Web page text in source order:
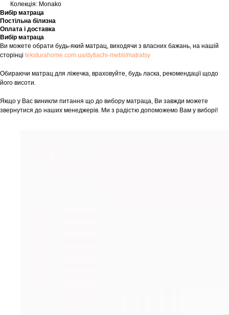
Колекція: Monako
Вибір матраца
Постільна білизна
Оплата і доставка
Вибір матраца
Ви можете обрати будь-який матрац, виходячи з власних бажань, на нашій
сторінці teksturahome.com.ua/dytiachi-mebli/matratsy
Обираючи матрац для ліжечка, враховуйте, будь ласка, рекомендації щодо
його висоти.
Якщо у Вас виникли питання що до вибору матраца, Ви завжди можете
звернутися до наших менеджерів. Ми з радістю допоможемо Вам у виборі!